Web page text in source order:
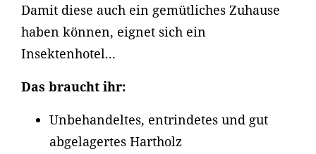
Damit diese auch ein gemütliches Zuhause
haben können, eignet sich ein
Insektenhotel...
Das braucht ihr:
Unbehandeltes, entrindetes und gut
abgelagertes Hartholz